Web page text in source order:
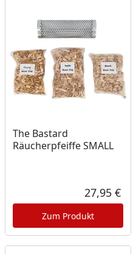
Preis
The Bastard
Räucherpfeiffe SMALL
27,95 €
Zum Produkt